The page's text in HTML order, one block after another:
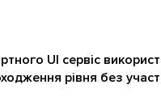
UI сервіс
рівня без